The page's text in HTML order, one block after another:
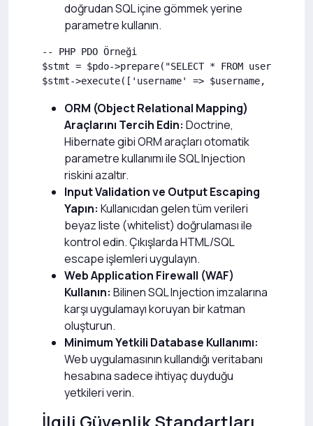
doğrudan SQL içine gömmek yerine
parametre kullanın.
-- PHP PDO Örneği
$stmt = $pdo->prepare("SELECT * FROM users
ORM (Object Relational Mapping)
Araçlarını Tercih Edin: Doctrine,
Hibernate gibi ORM araçları otomatik
parametre kullanımı ile SQL Injection
riskini azaltır.
Input Validation ve Output Escaping
Yapın: Kullanıcıdan gelen tüm verileri
beyaz liste (whitelist) doğrulaması ile
kontrol edin. Çıkışlarda HTML/SQL
escape işlemleri uygulayın.
Web Application Firewall (WAF)
Kullanın: Bilinen SQL Injection imzalarına
karşı uygulamayı koruyan bir katman
oluşturun.
Minimum Yetkili Database Kullanımı:
Web uygulamasının kullandığı veritabanı
hesabına sadece ihtiyaç duyduğu
yetkileri verin.